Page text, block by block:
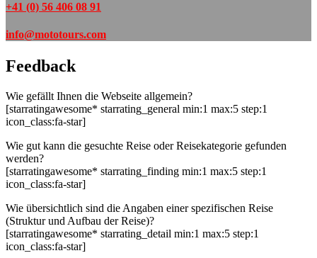
+41 (0) 56 406 08 91
info@mototours.com
Feedback
Wie gefällt Ihnen die Webseite allgemein?
[starratingawesome* starrating_general min:1 max:5 step:1
icon_class:fa-star]
Wie gut kann die gesuchte Reise oder Reisekategorie gefunden
werden?
[starratingawesome* starrating_finding min:1 max:5 step:1
icon_class:fa-star]
Wie übersichtlich sind die Angaben einer spezifischen Reise
(Struktur und Aufbau der Reise)?
[starratingawesome* starrating_detail min:1 max:5 step:1
icon_class:fa-star]